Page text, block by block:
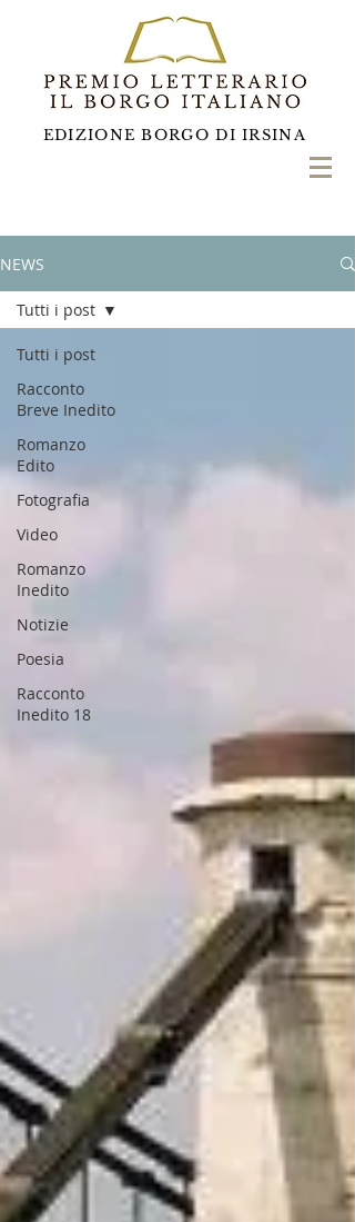
EDIZIONE BORGO DI IRSINA
NEWS
Tutti i post
Racconto
Breve Inedito
Romanzo
Edito
Fotografia
Video
Romanzo
Inedito
Notizie
Poesia
Racconto
Inedito 18
Tutti i post